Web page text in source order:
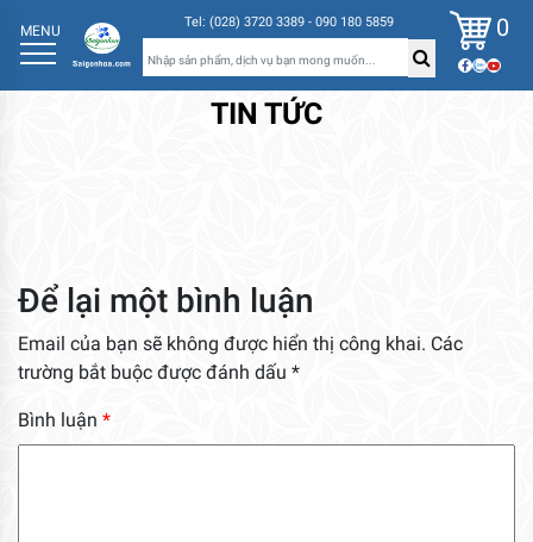
MENU Tel: (028) 3720 3389 - 090 180 5859 0
TIN TỨC
Để lại một bình luận
Email của bạn sẽ không được hiển thị công khai. Các
trường bắt buộc được đánh dấu *
Bình luận *